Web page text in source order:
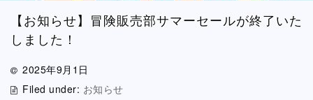
【お知らせ】冒険販売部サマーセールが終了いた
しました！
2025年9月1日
Filed under: お知らせ